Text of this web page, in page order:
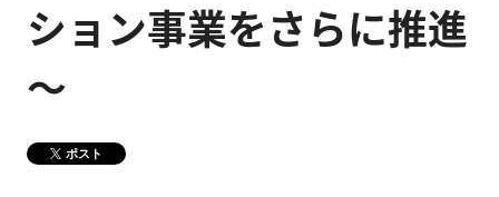
ション事業をさらに推進
～
ポスト